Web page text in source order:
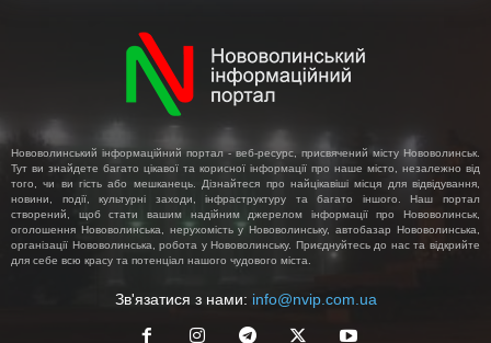
Нововолинський інформаційний портал - веб-ресурс, присвячений місту Нововолинськ.
Тут ви знайдете багато цікавої та корисної інформації про наше місто, незалежно від
того, чи ви гість або мешканець. Дізнайтеся про найцікавіші місця для відвідування,
новини, події, культурні заходи, інфраструктуру та багато іншого. Наш портал
створений, щоб стати вашим надійним джерелом інформації про Нововолинськ,
оголошення Нововолинська, нерухомість у Нововолинську, автобазар Нововолинська,
організації Нововолинська, робота у Нововолинську. Приєднуйтесь до нас та відкрийте
для себе всю красу та потенціал нашого чудового міста.
Зв'язатися з нами: info@nvip.com.ua